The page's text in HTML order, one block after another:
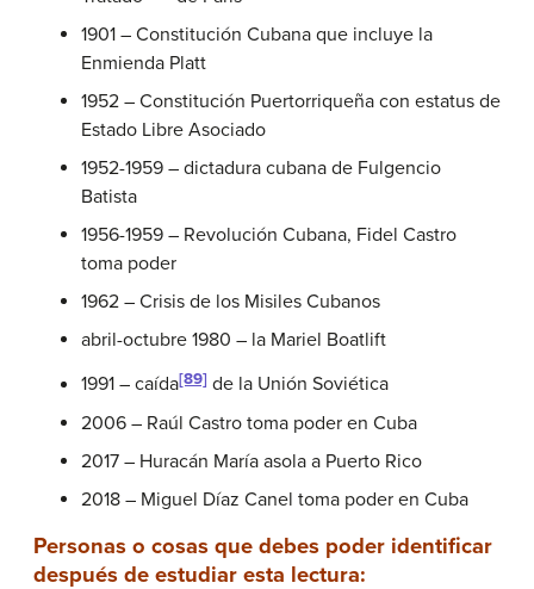
1901 – Constitución Cubana que incluye la
Enmienda Platt
1952 – Constitución Puertorriqueña con estatus de
Estado Libre Asociado
1952-1959 – dictadura cubana de Fulgencio
Batista
1956-1959 – Revolución Cubana, Fidel Castro
toma poder
1962 – Crisis de los Misiles Cubanos
abril-octubre 1980 – la Mariel Boatlift
1991 – caída[89] de la Unión Soviética
2006 – Raúl Castro toma poder en Cuba
2017 – Huracán María asola a Puerto Rico
2018 – Miguel Díaz Canel toma poder en Cuba
Personas o cosas que debes poder identificar
después de estudiar esta lectura: